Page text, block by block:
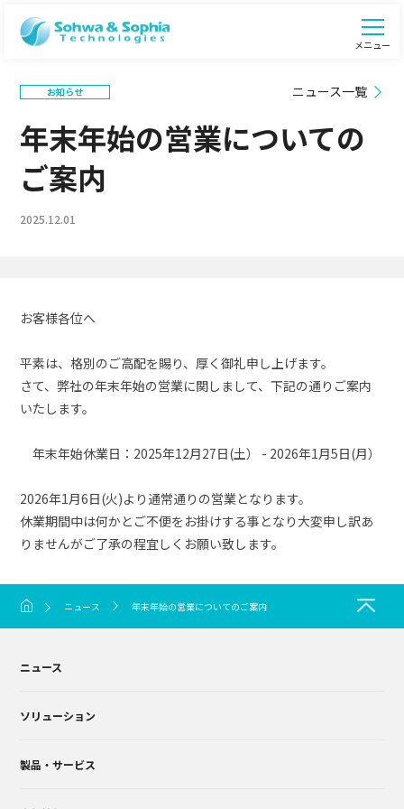
メニュー
お知らせ ニュース一覧
年末年始の営業についての
ご案内
2025.12.01
お客様各位へ
平素は、格別のご高配を賜り、厚く御礼申し上げます。
さて、弊社の年末年始の営業に関しまして、下記の通りご案内
いたします。
年末年始休業日：2025年12月27日(土） - 2026年1月5日(月）
2026年1月6日(火)より通常通りの営業となります。
休業期間中は何かとご不便をお掛けする事となり大変申し訳あ
りませんがご了承の程宜しくお願い致します。
ニュース 年末年始の営業についてのご案内
ニュース
ソリューション
製品・サービス